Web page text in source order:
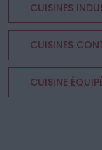
CUISINES
CUISINES
CUISINE